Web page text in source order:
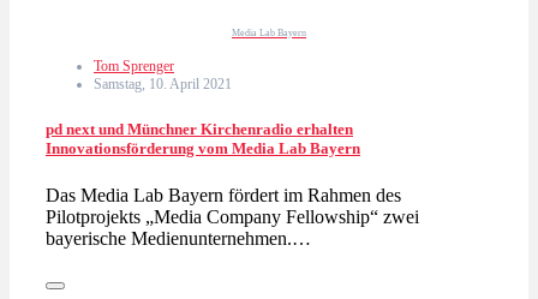
Media Lab Bayern
Tom Sprenger
Samstag, 10. April 2021
pd next und Münchner Kirchenradio erhalten
Innovationsförderung vom Media Lab Bayern
Das Media Lab Bayern fördert im Rahmen des
Pilotprojekts „Media Company Fellowship“ zwei
bayerische Medienunternehmen.…